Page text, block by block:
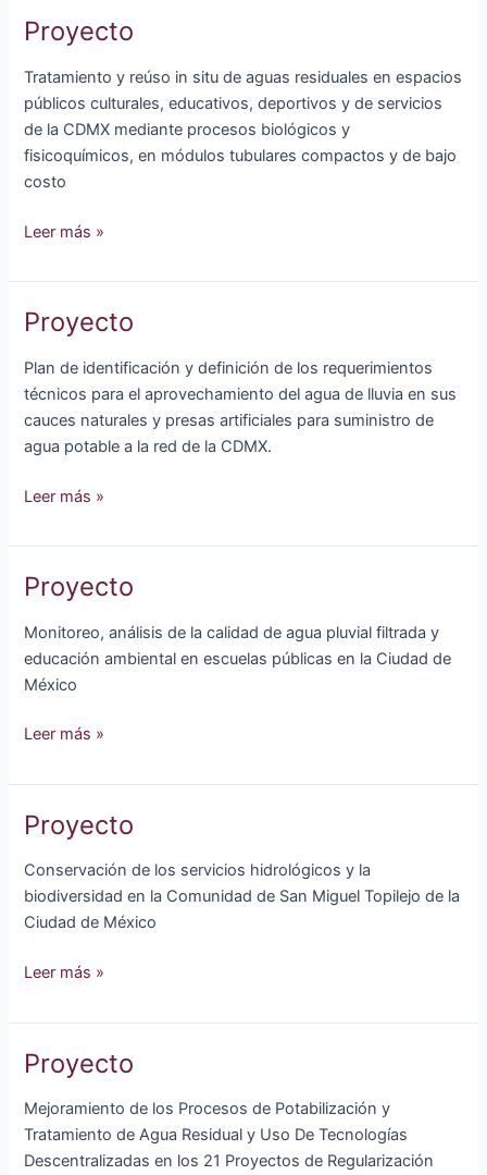
Proyecto
Tratamiento y reúso in situ de aguas residuales en espacios
públicos culturales, educativos, deportivos y de servicios
de la CDMX mediante procesos biológicos y
fisicoquímicos, en módulos tubulares compactos y de bajo
costo
Proyecto
Leer más »
Proyecto
Plan de identificación y definición de los requerimientos
técnicos para el aprovechamiento del agua de lluvia en sus
cauces naturales y presas artificiales para suministro de
agua potable a la red de la CDMX.
Proyecto
Leer más »
Proyecto
Monitoreo, análisis de la calidad de agua pluvial filtrada y
educación ambiental en escuelas públicas en la Ciudad de
México
Proyecto
Leer más »
Proyecto
Conservación de los servicios hidrológicos y la
biodiversidad en la Comunidad de San Miguel Topilejo de la
Ciudad de México
Proyecto
Leer más »
Proyecto
Mejoramiento de los Procesos de Potabilización y
Tratamiento de Agua Residual y Uso De Tecnologías
Descentralizadas en los 21 Proyectos de Regularización